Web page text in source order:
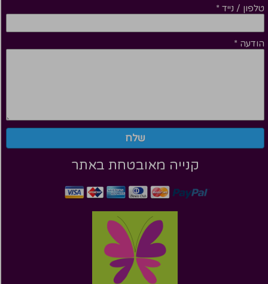
טלפון / נייד *
הודעה *
שלח
קנייה מאובטחת באתר